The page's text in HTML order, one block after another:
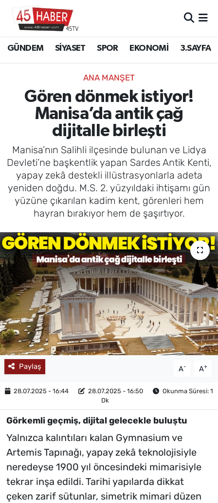
GÜNDEM SİYASET SPOR EKONOMİ 3.SAYFA
ANA MANŞET
Gören dönmek istiyor!
Manisa’da antik çağ
dijitalle birleşti
Manisa’nın Salihli ilçesinde bulunan ve Lidya
Devleti’ne başkentlik yapan Sardes Antik Kenti,
yapay zekâ destekli illüstrasyonlarla adeta
yeniden doğdu. M.S. 2. yüzyıldaki ihtişamı gün
yüzüne çıkarılan kadim kent, görenleri hem
hayran bırakıyor hem de şaşırtıyor.
Paylaş A- A+
28.07.2025 - 16:44 28.07.2025 - 16:50
Okunma Süresi: 1
Dk
Görkemli geçmiş, dijital gelecekle buluştu
Yalnızca kalıntıları kalan Gymnasium ve
Artemis Tapınağı, yapay zekâ teknolojisiyle
neredeyse 1900 yıl öncesindeki mimarisiyle
tekrar inşa edildi. Tarihi yapılarda dikkat
çeken zarif sütunlar, simetrik mimari düzen
SİYASET
EKONOMİ
3.SAYFA
EĞİTİM
SAĞLIK
YAŞAM
MAGAZİN
Manisa Hava Durumu
Manisa Trafik Yoğunluk Haritası
Süper Lig Puan Durumu ve Fikstür
Tüm Manşetler
Son Dakika Haberleri
Haber Arşivi